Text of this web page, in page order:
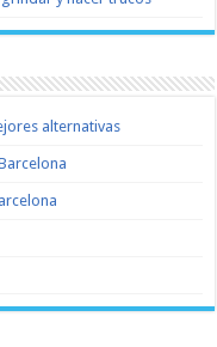
alternativas